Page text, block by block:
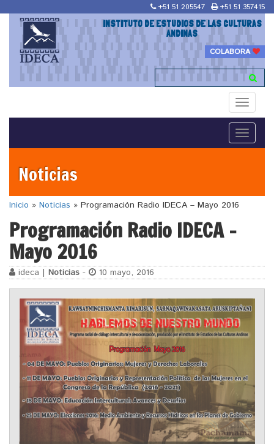
+51 51 205547 +51 51 357415
INSTITUTO DE ESTUDIOS DE LAS CULTURAS
ANDINAS
COLABORA
Toggle
Toggle
Noticias
Inicio » Noticias » Programación Radio IDECA – Mayo 2016
Programación Radio IDECA –
Mayo 2016
ideca | Noticias - 10 mayo, 2016